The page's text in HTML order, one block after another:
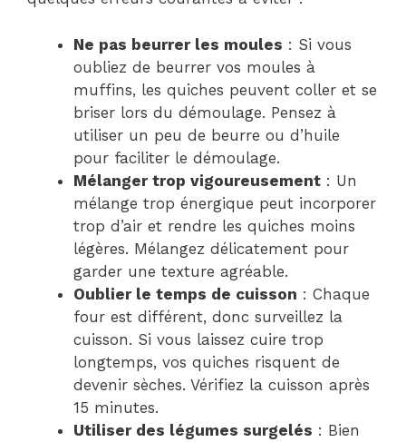
Ne pas beurrer les moules : Si vous
oubliez de beurrer vos moules à
muffins, les quiches peuvent coller et se
briser lors du démoulage. Pensez à
utiliser un peu de beurre ou d’huile
pour faciliter le démoulage.
Mélanger trop vigoureusement : Un
mélange trop énergique peut incorporer
trop d’air et rendre les quiches moins
légères. Mélangez délicatement pour
garder une texture agréable.
Oublier le temps de cuisson : Chaque
four est différent, donc surveillez la
cuisson. Si vous laissez cuire trop
longtemps, vos quiches risquent de
devenir sèches. Vérifiez la cuisson après
15 minutes.
Utiliser des légumes surgelés : Bien